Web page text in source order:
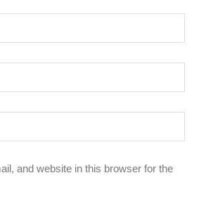
and website in this browser for the